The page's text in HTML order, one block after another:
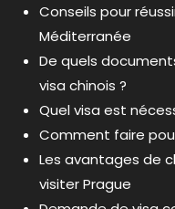
Conseils pour
Méditerranée
De quels
visa chinois ?
Quel visa est
Comment faire
Les avantages de
visiter Prague